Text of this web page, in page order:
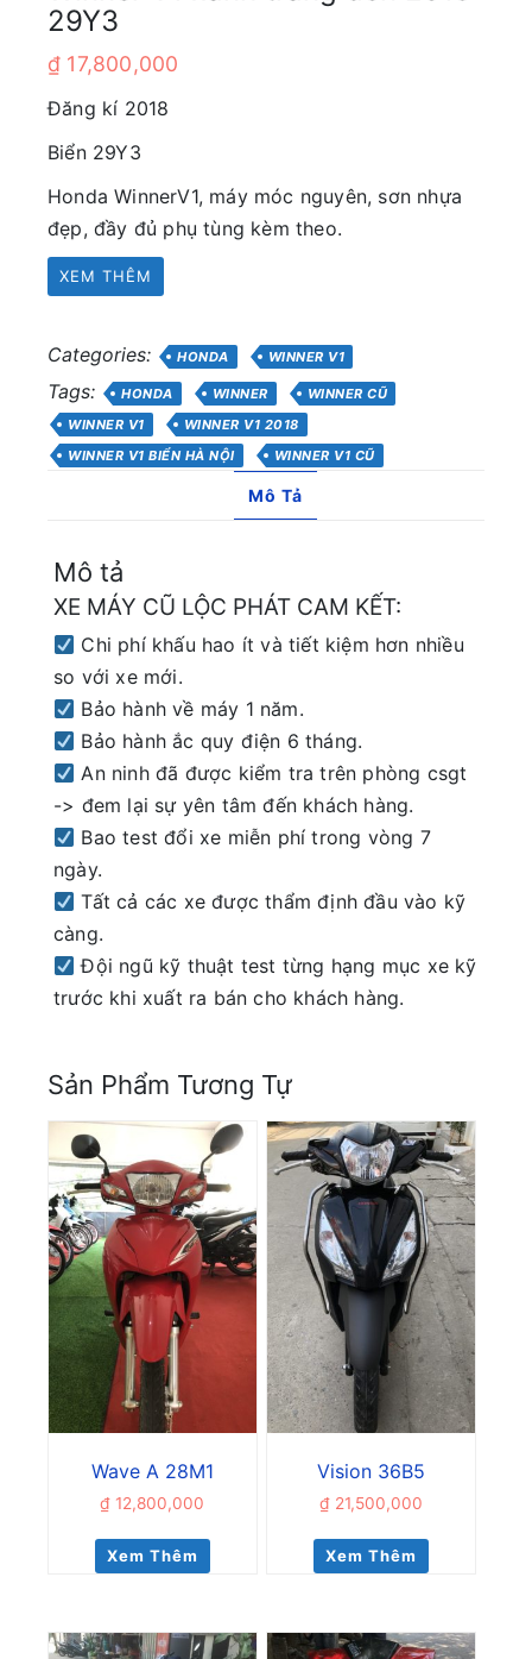
29Y3
₫ 17,800,000
Đăng kí 2018
Biển 29Y3
Honda WinnerV1, máy móc nguyên, sơn nhựa
đẹp, đầy đủ phụ tùng kèm theo.
XEM THÊM
Categories: HONDA WINNER V1
Tags: HONDA WINNER
WINNER CŨ
WINNER V1
WINNER V1 2018
WINNER V1 BIỂN HÀ NỘI
WINNER V1 CŨ
Mô Tả
Mô tả
XE MÁY CŨ LỘC PHÁT CAM KẾT:
Chi phí khấu hao ít và tiết kiệm hơn nhiều
so với xe mới.
Bảo hành về máy 1 năm.
Bảo hành ắc quy điện 6 tháng.
An ninh đã được kiểm tra trên phòng csgt
-> đem lại sự yên tâm đến khách hàng.
Bao test đổi xe miễn phí trong vòng 7
ngày.
Tất cả các xe được thẩm định đầu vào kỹ
càng.
Đội ngũ kỹ thuật test từng hạng mục xe kỹ
trước khi xuất ra bán cho khách hàng.
Sản Phẩm Tương Tự
Wave A 28M1
₫ 12,800,000
Xem Thêm
Vision 36B5
₫21,500,000
Xem Thêm